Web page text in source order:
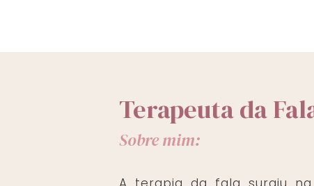
Terapeuta da
Sobre mim: